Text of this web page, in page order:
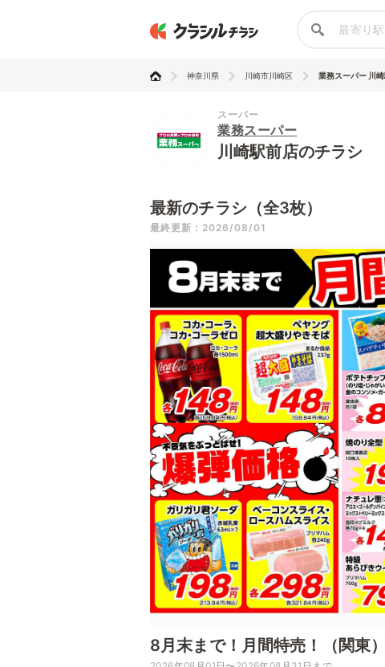
神奈川県 川崎市川崎区 業務スーパー 川
スーパー
業務スーパー
川崎駅前店のチラシ
最新のチラシ（全3枚）
最終更新：2026/08/01
8月末まで！月間特売！（関東）